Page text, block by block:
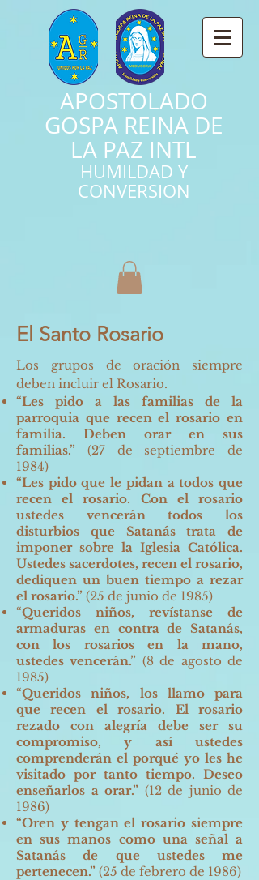
APOSTOLADO
GOSPA REINA DE
LA PAZ INTL
HUMILDAD Y
CONVERSION
El Santo Rosario
Los grupos de oración siempre
deben incluir el Rosario.
“Les pido a las familias de la
parroquia que recen el rosario en
familia. Deben orar en sus
familias.” (27 de septiembre de
1984)
“Les pido que le pidan a todos que
recen el rosario. Con el rosario
ustedes vencerán todos los
disturbios que Satanás trata de
imponer sobre la Iglesia Católica.
Ustedes sacerdotes, recen el rosario,
dediquen un buen tiempo a rezar
el rosario.” (25 de junio de 1985)
“Queridos niños, revístanse de
armaduras en contra de Satanás,
con los rosarios en la mano,
ustedes vencerán.” (8 de agosto de
1985)
“Queridos niños, los llamo para
que recen el rosario. El rosario
rezado con alegría debe ser su
compromiso, y así ustedes
comprenderán el porqué yo les he
visitado por tanto tiempo. Deseo
enseñarlos a orar.” (12 de junio de
1986)
“Oren y tengan el rosario siempre
en sus manos como una señal a
Satanás de que ustedes me
pertenecen.” (25 de febrero de 1986)